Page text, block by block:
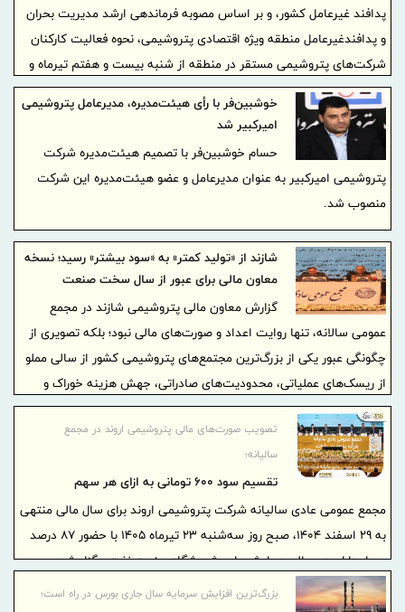
پدافند غیرعامل کشور، و بر اساس مصوبه فرماندهی ارشد مدیریت بحران
و پدافندغیرعامل منطقه ویژه اقتصادی پتروشیمی، نحوه فعالیت کارکنان
شرکت‌های پتروشیمی مستقر در منطقه از شنبه بیست و هفتم تیرماه و
تا اطلاع ثانوی، به شرح ذیل ابلاغ می‌گردد:
خوشبین‌فر با رأی هیئت‌مدیره، مدیرعامل پتروشیمی
امیرکبیر شد
حسام خوشبین‌فر با تصمیم هیئت‌مدیره شرکت
پتروشیمی امیرکبیر به عنوان مدیرعامل و عضو هیئت‌مدیره این شرکت
منصوب شد.
شازند از «تولید کمتر» به «سود بیشتر» رسید؛ نسخه
معاون مالی برای عبور از سال سخت صنعت
پتروشیمی
گزارش معاون مالی پتروشیمی شازند در مجمع
عمومی سالانه، تنها روایت اعداد و صورت‌های مالی نبود؛ بلکه تصویری از
چگونگی عبور یکی از بزرگ‌ترین مجتمع‌های پتروشیمی کشور از سالی مملو
از ریسک‌های عملیاتی، محدودیت‌های صادراتی، جهش هزینه خوراک و
ناترازی انرژی ارائه کرد. اگر شاخص تولید در سال ۱۴۰۴ عقب نشست،
شاخص‌های مالی مسیر متفاوتی را طی کردند؛ موضوعی که نشان می‌دهد
مدیریت شرکت، تمرکز خود را از «افزایش صرف تولید» به «خلق ارزش از
محل بهره‌وری» منتقل کرده است.
تصویب صورت‌های مالی پتروشیمی اروند در مجمع
سالیانه؛
تقسیم سود ۶۰۰ تومانی به ازای هر سهم
مجمع عمومی عادی سالیانه شرکت پتروشیمی اروند برای سال مالی منتهی
به ۲۹ اسفند ۱۴۰۴، صبح روز سه‌شنبه ۲۳ تیرماه ۱۴۰۵ با حضور ۸۷ درصد
سهامداران در سالن همایش‌های پژوهشگاه صنعت نفت برگزار شد.
بزرگ‌ترین افزایش سرمایه سال جاری بورس در راه است؛